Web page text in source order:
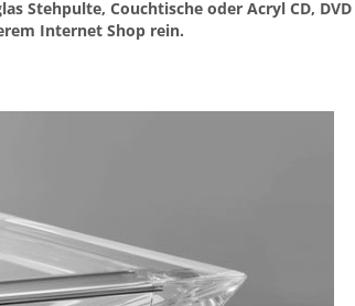
Stehpulte, Couchtische oder Acryl CD, DVD
Internet Shop rein.